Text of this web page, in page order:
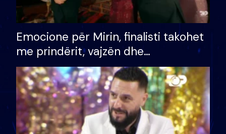
Emocione për Mirin, finalisti takohet
me prindërit, vajzën dhe
bashkëshorten: S’kemi ndonjë letër
divorci apo jo?